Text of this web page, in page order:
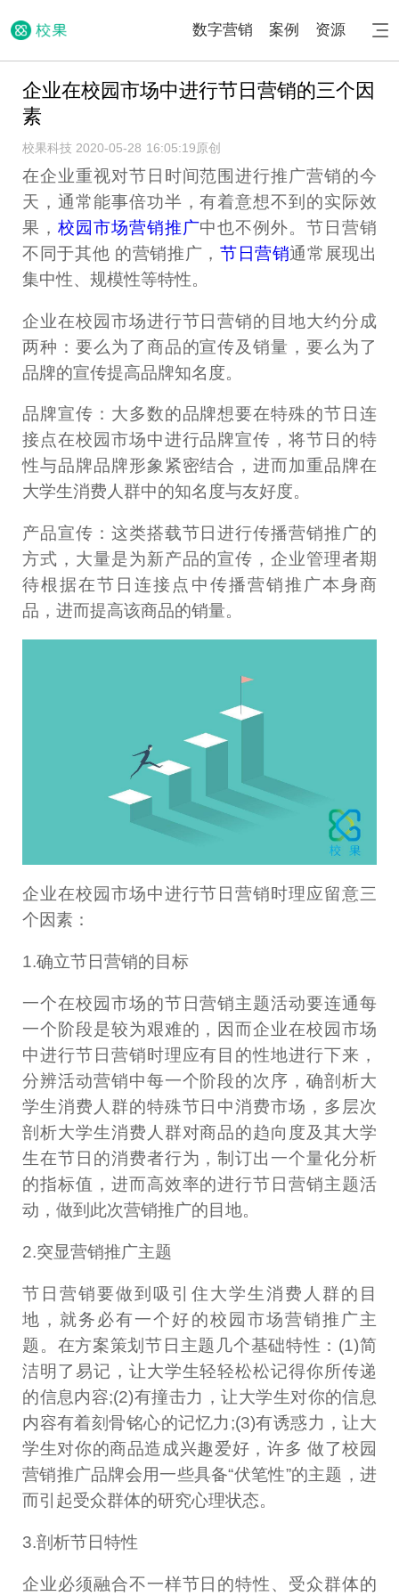
数字营销 案例 资源
企业在校园市场中进行节日营销的三个因
素
校果科技 2020-05-28 16:05:19原创
在企业重视对节日时间范围进行推广营销的今
天，通常能事倍功半，有着意想不到的实际效
果， 校园市场营销推广中也不例外。节日营销
不同于其他 的营销推广， 节日营销通常展现出
集中性、规模性等特性。
企业在校园市场进行节日营销的目地大约分成
两种：要么为了商品的宣传及销量，要么为了
品牌的宣传提高品牌知名度。
品牌宣传：大多数的品牌想要在特殊的节日连
接点在校园市场中进行品牌宣传，将节日的特
性与品牌品牌形象紧密结合，进而加重品牌在
大学生消费人群中的知名度与友好度。
产品宣传：这类搭载节日进行传播营销推广的
方式，大量是为新产品的宣传，企业管理者期
待根据在节日连接点中传播营销推广本身商
品，进而提高该商品的销量。
企业在校园市场中进行节日营销时理应留意三
个因素：
1.确立节日营销的目标
一个在校园市场的节日营销主题活动要连通每
一个阶段是较为艰难的，因而企业在校园市场
中进行节日营销时理应有目的性地进行下来，
分辨活动营销中每一个阶段的次序，确剖析大
学生消费人群的特殊节日中消费市场，多层次
剖析大学生消费人群对商品的趋向度及其大学
生在节日的消费者行为，制订出一个量化分析
的指标值，进而高效率的进行节日营销主题活
动，做到此次营销推广的目地。
2.突显营销推广主题
节日营销要做到吸引住大学生消费人群的目
地，就务必有一个好的校园市场营销推广主
题。在方案策划节日主题几个基础特性：(1)简
洁明了易记，让大学生轻轻松松记得你所传递
的信息内容;(2)有撞击力，让大学生对你的信息
内容有着刻骨铭心的记忆力;(3)有诱惑力，让大
学生对你的商品造成兴趣爱好，许多 做了校园
营销推广品牌会用一些具备“伏笔性”的主题，进
而引起受众群体的研究心理状态。
3.剖析节日特性
企业必须融合不一样节日的特性、受众群体的